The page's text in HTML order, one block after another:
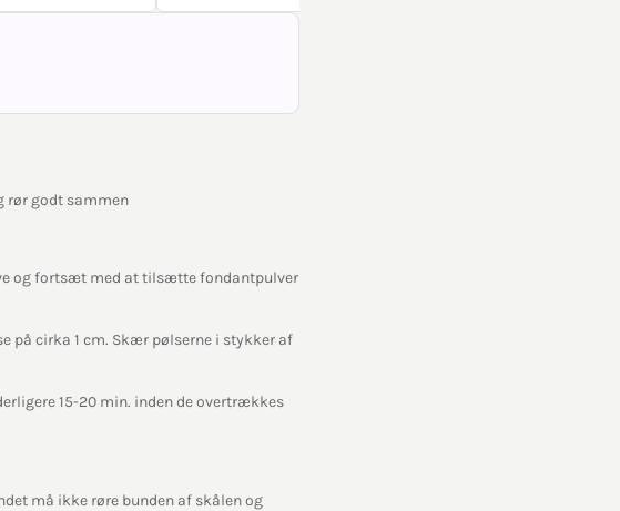
rør godt sammen
og fortsæt med at tilsætte fondantpulver
på cirka 1 cm. Skær pølserne i stykker af
15-20 min. inden de overtrækkes
må ikke røre bunden af skålen og